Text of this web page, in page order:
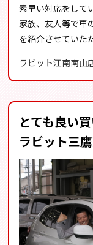
素早い対応をして
家族、友人等で車
を紹介させていた
ラビット江南南山
とても良い
ラビット三